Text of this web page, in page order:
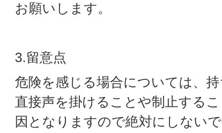
お願いします。
3.留意点
危険を感じる場合については、
直接声を掛けることや制止する
因となりますので絶対にしない